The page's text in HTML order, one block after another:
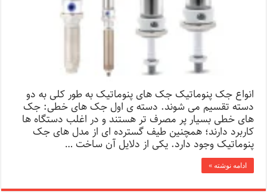
انواع جک پنوماتیک جک های پنوماتیک به طور کلی به دو
دسته تقسیم می شوند. دسته ی اول جک های خطی: جک
های خطی بسیار پر مصرف تر هستند و در اغلب دستگاه ها
کاربرد دارند؛ همچنین طیف گسترده ای از مدل های جک
پنوماتیک وجود دارد. یکی از دلایل آن ساخت …
ادامه نوشته »